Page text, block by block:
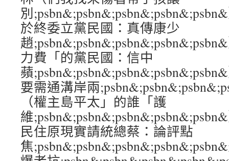
別
於終委立黨民國：真傳康少
趙
力費「的黨民國：信中
蘋
要需通溝岸兩
（權主島平太」的誰「護
維
民住原現實請統總蔡：論評點
焦